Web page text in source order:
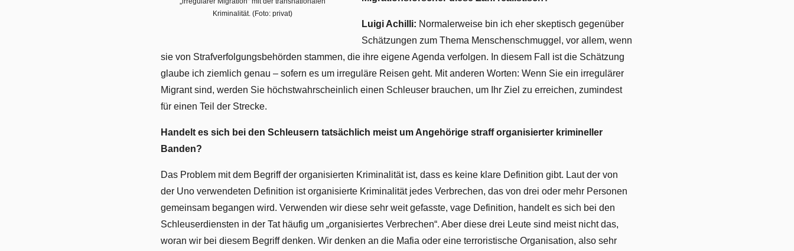
Kriminalität. (Foto: privat)
Luigi Achilli: Normalerweise bin ich eher skeptisch gegenüber
Schätzungen zum Thema Menschenschmuggel, vor allem, wenn
sie von Strafverfolgungsbehörden stammen, die ihre eigene Agenda verfolgen. In diesem Fall ist die Schätzung
glaube ich ziemlich genau – sofern es um irreguläre Reisen geht. Mit anderen Worten: Wenn Sie ein irregulärer
Migrant sind, werden Sie höchstwahrscheinlich einen Schleuser brauchen, um Ihr Ziel zu erreichen, zumindest
für einen Teil der Strecke.
Handelt es sich bei den Schleusern tatsächlich meist um Angehörige straff organisierter krimineller
Banden?
Das Problem mit dem Begriff der organisierten Kriminalität ist, dass es keine klare Definition gibt. Laut der von
der Uno verwendeten Definition ist organisierte Kriminalität jedes Verbrechen, das von drei oder mehr Personen
gemeinsam begangen wird. Verwenden wir diese sehr weit gefasste, vage Definition, handelt es sich bei den
Schleuserdiensten in der Tat häufig um „organisiertes Verbrechen“. Aber diese drei Leute sind meist nicht das,
woran wir bei diesem Begriff denken. Wir denken an die Mafia oder eine terroristische Organisation, also sehr